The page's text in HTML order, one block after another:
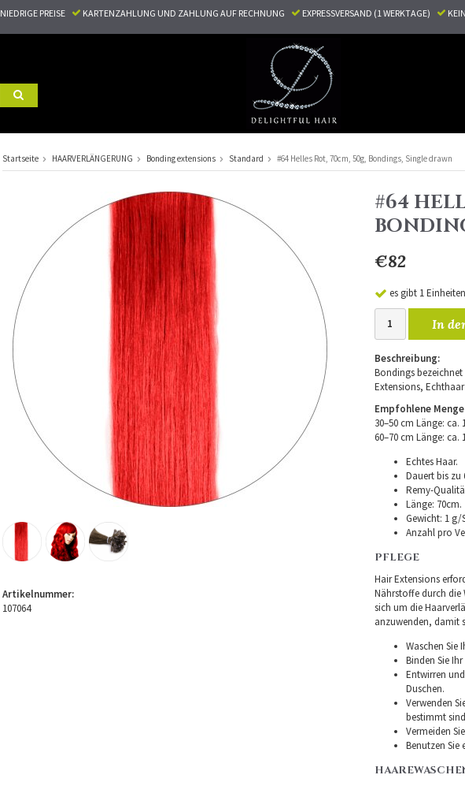
NIEDRIGE PREISE KARTENZAHLUNG UND ZAHLUNG AUF RECHNUNG EXPRESSVERSAND (1 WERKTAGE)
Startseite HAARVERLÄNGERUNG Bonding extensions Standard #64 Helles Rot, 70cm, 50g, Bondings, Single drawn
#64
€82
es gibt 1
In
Beschreibung:
Bondings
Extensions,
Empfohlene
30–50 cm Länge: ca.
60–70 cm Länge: ca.
Echtes Haar.
Dauert bis zu
Remy-
Länge: 70cm.
Gewicht: 1 g/
Anzahl pro
PFLEGE
Hair Extensions
Nährstoffe durch die
sich um die
anzuwenden, damit
Waschen Sie
Binden Sie
Entwirren
Duschen.
Verwenden
bestimmt
Vermeiden
Benutzen Sie
Artikelnummer:
107064